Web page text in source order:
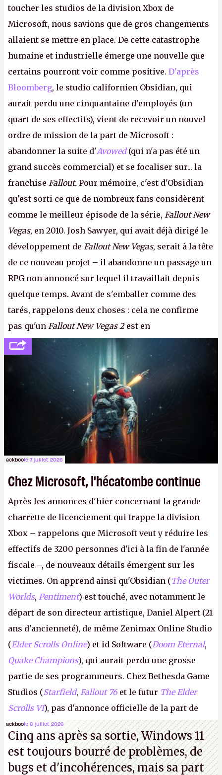
toucher les studios de la division Xbox de
Microsoft, nous savions que de gros changements
allaient se mettre en place. De cette catastrophe
humaine et industrielle émerge une nouvelle que
certains pourront voir comme positive. D'après
Bloomberg, le studio californien Obsidian, qui
aurait perdu une cinquantaine d'employés (un
quart de ses effectifs), vient de recevoir un nouvel
ordre de mission de la part de Microsoft :
abandonner la suite d'Avowed(qui n'a pas été un
grand succès commercial) et se focaliser sur... la
franchise Fallout. Pour mémoire, c'est d'Obsidian
qu'est sorti ce que de nombreux fans considèrent
comme le meilleur épisode de la série, Fallout New
Vegas, en 2010. Josh Sawyer, qui avait déjà dirigé le
développement de Fallout New Vegas, serait à la tête
de ce nouveau projet – il abandonne un passage un
RPG non annoncé sur lequel il travaillait depuis
quelque temps. Avant de s'emballer comme des
tarés, rappelons deux choses : cela ne confirme
pas qu'un Fallout New Vegas 2est en
développement (pour ce que l'on sait, ils bossent
peut-être sur
Fallout Football ou
Fallout vs. Les
Lapins Crétins) et l'Obsidian d'aujourd'hui n'est plus
le même studio qu'il y a 15 ans. Mais bon, OK, on
peut commencer à fantasmer.A.
ackboole 7 juillet 2026
Chez Microsoft, l'hécatombe continue
Après les annonces d'hier concernant la grande
charrette de licenciement qui frappe la division
Xbox – rappelons que Microsoft veut y réduire les
effectifs de 3200 personnes d'ici à la fin de l'année
fiscale –, de nouveaux détails émergent sur les
victimes. On apprend ainsi qu'Obsidian (The Outer
Worlds, Pentiment) est touché, avec notamment le
départ de son directeur artistique, Daniel Alpert (21
ans d'ancienneté), de même Zenimax Online Studio
(Elder Scrolls Online) et id Software (Doom Eternal,
Quake Champions), qui aurait perdu une grosse
partie de ses programmeurs. Chez Bethesda Game
Studios (Starfield, Fallout 76 et le futur The Elder
Scrolls VI), pas d'annonce officielle de la part de
Microsoft, mais le syndicat des employés confirme
de nombreux licenciements.A.
ackboole 6 juillet 2026
Cinq ans après sa sortie, Windows 11
est toujours bourré de problèmes, de
bugs et d'incohérences, mais sa part